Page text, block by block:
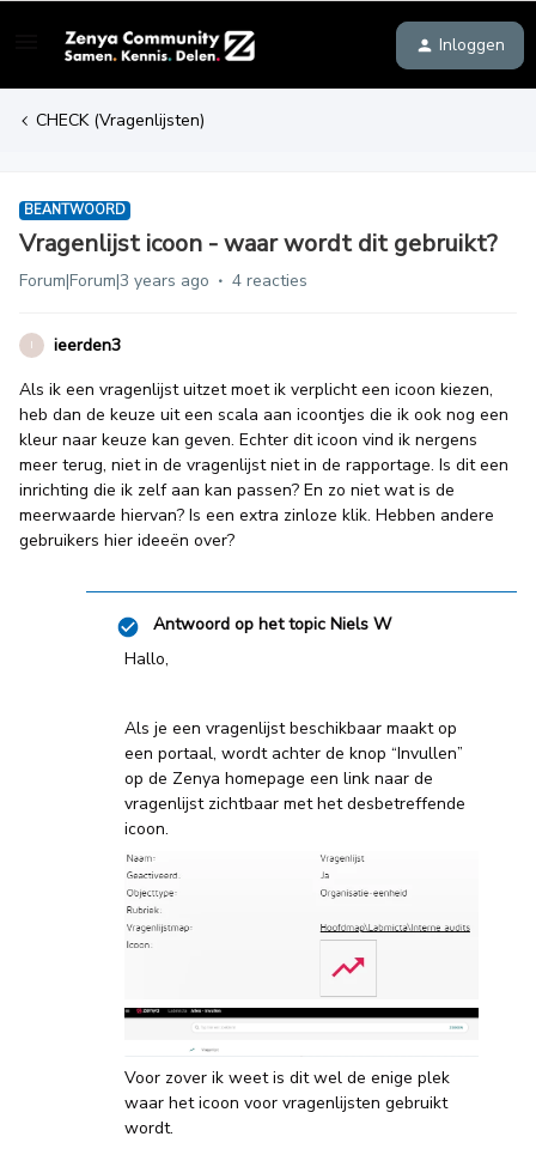
Inloggen
CHECK (Vragenlijsten)
BEANTWOORD
Vragenlijst icoon - waar wordt dit gebruikt?
Forum|Forum|3 years ago 4 reacties
I
ieerden3
Als ik een vragenlijst uitzet moet ik verplicht een icoon kiezen,
heb dan de keuze uit een scala aan icoontjes die ik ook nog een
kleur naar keuze kan geven. Echter dit icoon vind ik nergens
meer terug, niet in de vragenlijst niet in de rapportage. Is dit een
inrichting die ik zelf aan kan passen? En zo niet wat is de
meerwaarde hiervan? Is een extra zinloze klik. Hebben andere
gebruikers hier ideeën over?
Antwoord op het topic Niels W
Hallo,
Als je een vragenlijst beschikbaar maakt op
een portaal, wordt achter de knop “Invullen”
op de Zenya homepage een link naar de
vragenlijst zichtbaar met het desbetreffende
icoon.
Voor zover ik weet is dit wel de enige plek
waar het icoon voor vragenlijsten gebruikt
wordt.